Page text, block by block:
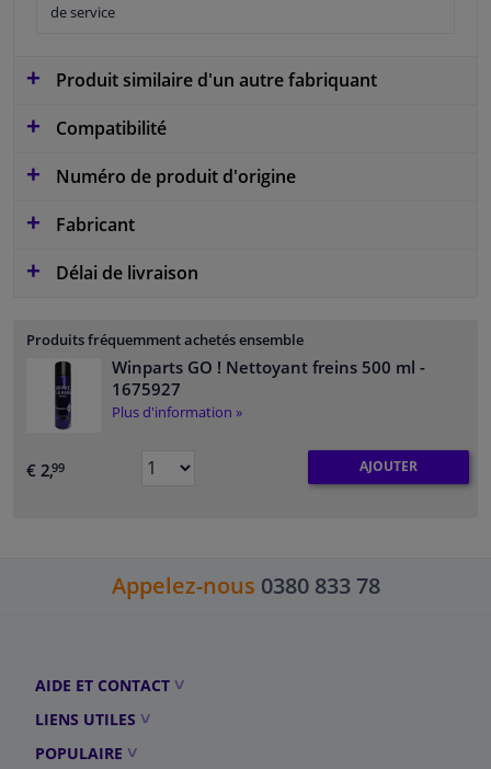
de service
Produit similaire d'un autre fabriquant
Compatibilité
Numéro de produit d'origine
Fabricant
Délai de livraison
Produits fréquemment achetés ensemble
Winparts GO ! Nettoyant freins 500 ml -
1675927
Plus d'information »
€ 2,99 AJOUTER
Appelez-nous 0380 833 78
AIDE ET CONTACT
LIENS UTILES
POPULAIRE